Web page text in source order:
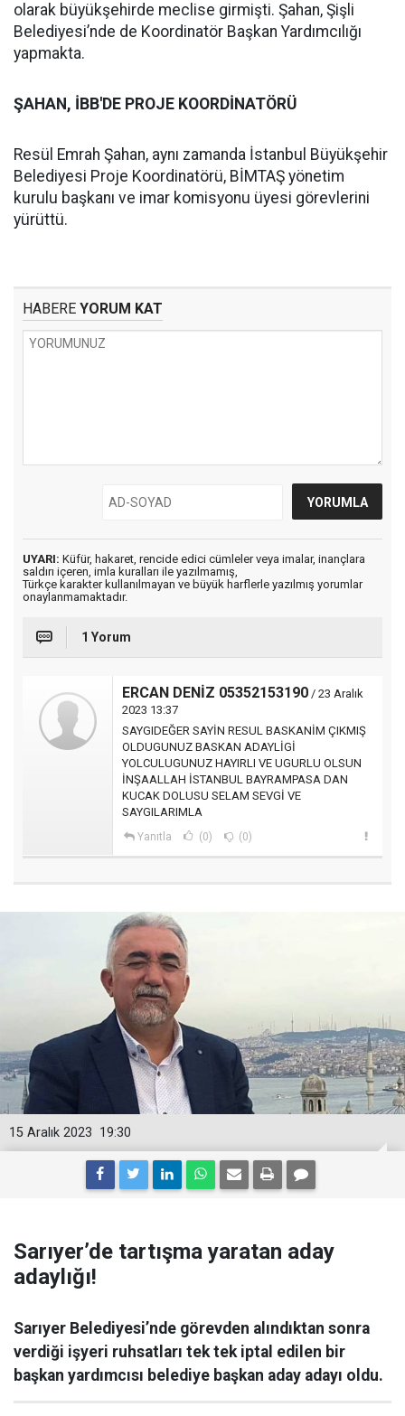
olarak büyükşehirde meclise girmişti. Şahan, Şişli
Belediyesi’nde de Koordinatör Başkan Yardımcılığı
yapmakta.
ŞAHAN, İBB'DE PROJE KOORDİNATÖRÜ
Resül Emrah Şahan, aynı zamanda İstanbul Büyükşehir
Belediyesi Proje Koordinatörü, BİMTAŞ yönetim
kurulu başkanı ve imar komisyonu üyesi görevlerini
yürüttü.
HABERE YORUM KAT
UYARI: Küfür, hakaret, rencide edici cümleler veya imalar, inançlara
saldırı içeren, imla kuralları ile yazılmamış,
Türkçe karakter kullanılmayan ve büyük harflerle yazılmış yorumlar
onaylanmamaktadır.
1 Yorum
ERCAN DENİZ 05352153190 / 23 Aralık
2023 13:37
SAYGIDEĞER SAYİN RESUL BASKANİM ÇIKMIŞ
OLDUGUNUZ BASKAN ADAYLİGİ
YOLCULUGUNUZ HAYIRLI VE UGURLU OLSUN
İNŞAALLAH İSTANBUL BAYRAMPASA DAN
KUCAK DOLUSU SELAM SEVGİ VE
SAYGILARIMLA
Yanıtla (0) (0)
19:30
15 Aralık 2023
Sarıyer’de tartışma yaratan aday
adaylığı!
Sarıyer Belediyesi’nde görevden alındıktan sonra
verdiği işyeri ruhsatları tek tek iptal edilen bir
başkan yardımcısı belediye başkan aday adayı oldu.